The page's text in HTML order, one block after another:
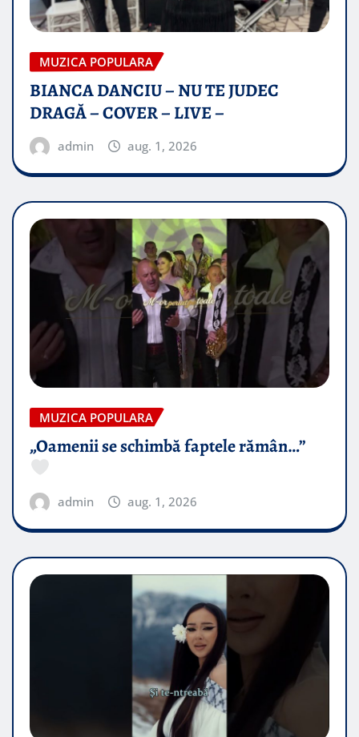
MUZICA POPULARA
BIANCA DANCIU – NU TE JUDEC
DRAGĂ – COVER – LIVE –
admin aug. 1, 2026
MUZICA POPULARA
„Oamenii se schimbă faptele rămân…”
admin aug. 1, 2026